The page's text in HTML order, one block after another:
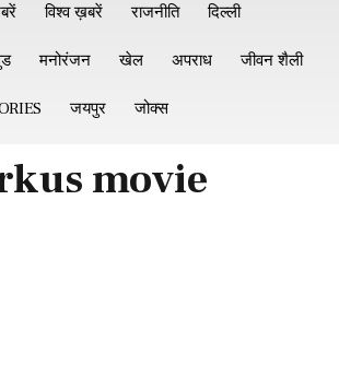
विश्व ख़बरें राजनीति दिल्ली
मनोरंजन खेल अपराध जीवन शैली
जयपुर जोक्स
movie